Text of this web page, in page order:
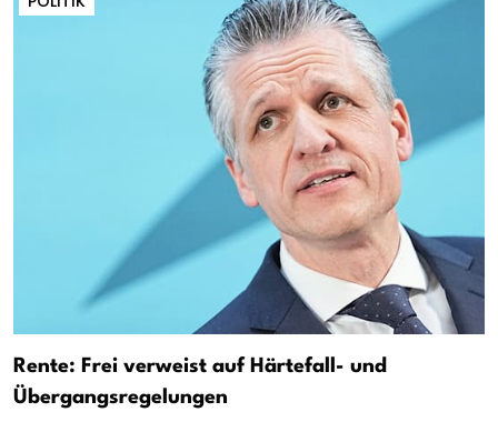
Rente: Frei verweist auf Härtefall- und
Übergangsregelungen